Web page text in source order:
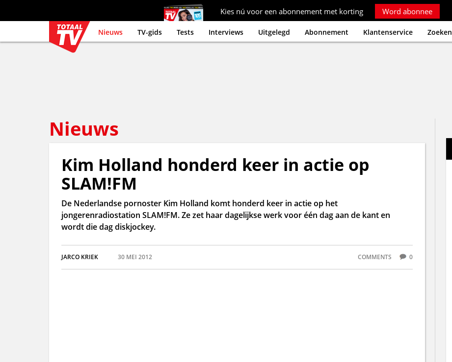
Kies nú voor een abonnement met korting Word abonnee
Nieuws TV-gids Tests Interviews Uitgelegd Abonnement Klantenservice Zoeken
Nieuws
Kim Holland honderd keer in actie op
SLAM!FM
De Nederlandse pornoster Kim Holland komt honderd keer in actie op het
jongerenradiostation SLAM!FM. Ze zet haar dagelijkse werk voor één dag aan de kant en
wordt die dag diskjockey.
JARCO KRIEK 30 MEI 2012 COMMENTS 0